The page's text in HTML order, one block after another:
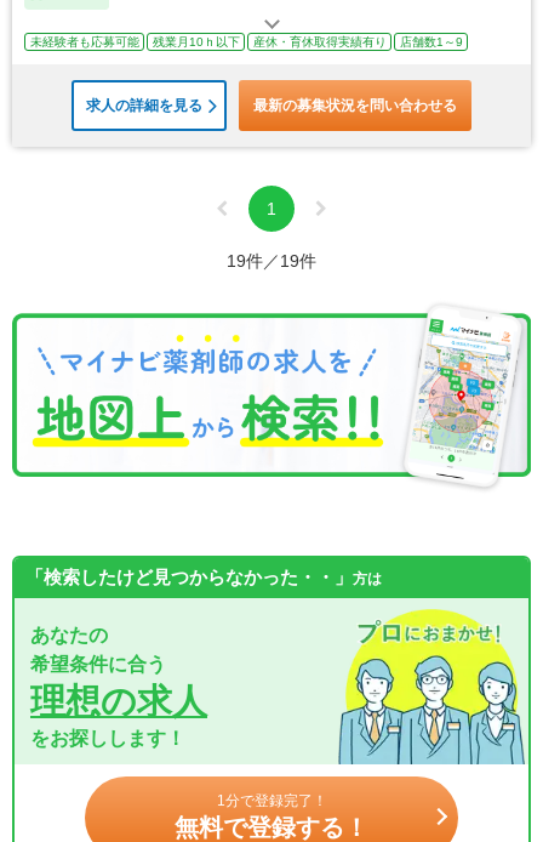
未経験者も応募可能 残業月10ｈ以下 産休・育休取得実績有り 店舗数1～9
求人の詳細を見る 最新の募集状況を問い合わせる
1
19件／19件
「検索したけど見つからなかった・・」 方は
あなたの
希望条件に合う
理想の求人
をお探しします！
1分で登録完了！
無料で登録する！